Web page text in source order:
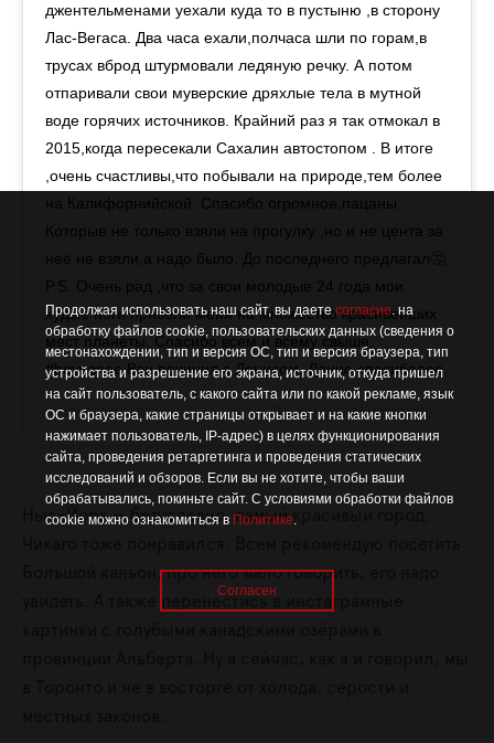
Продолжая использовать наш сайт, вы даете согласие. на
обработку файлов cookie, пользовательских данных (сведения о
местонахождении, тип и версия ОС, тип и версия браузера, тип
устройства и разрешение его экрана, источник, откуда пришел
на сайт пользователь, с какого сайта или по какой рекламе, язык
ОС и браузера, какие страницы открывает и на какие кнопки
нажимает пользователь, IP-адрес) в целях функционирования
сайта, проведения ретаргетинга и проведения статических
исследований и обзоров. Если вы не хотите, чтобы ваши
обрабатывались, покиньте сайт. С условиями обработки файлов
cookie можно ознакомиться в Политике.
Согласен
джентельменами уехали куда то в пустыню ,в сторону
Лас-Вегаса. Два часа ехали,полчаса шли по горам,в
трусах вброд штурмовали ледяную речку. А потом
отпаривали свои муверские дряхлые тела в мутной
воде горячих источников. Крайний раз я так отмокал в
2015,когда пересекали Сахалин автостопом . В итоге
,очень счастливы,что побывали на природе,тем более
на Калифорнийской. Спасибо огромное,пацаны.
Которые не только взяли на прогулку ,но и не цента за
неё не взяли,а надо было. До последнего предлагал🤔
P.S. Очень рад ,что за свои молодые 24 года мои
худые ноги привели меня на множество красивейших
мест планеты. Спасибо всем и всему свыше.
#heyyanee Вэн починил с Денисом. Денис-спасибоооо
Публикация от⠀⠀⠀⠀⠀⠀⠀⠀ Y A N I V A N O V(@yanivanovs)
Нью-Йорк — безусловно, самый красивый город,
Большой каньон, про него мало говорить, его надо